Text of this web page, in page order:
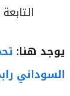
يوجد هنا:
السوداني